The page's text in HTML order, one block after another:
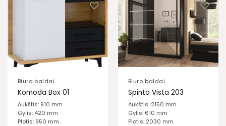
Biuro baldai
Komoda Box 01
Aukštis: 910 mm
Gylis: 420 mm
Plotis: 950 mm
Biuro baldai
Spinta Vista 203
Aukštis: 2150 mm
Gylis: 610 mm
Plotis: 2030 mm